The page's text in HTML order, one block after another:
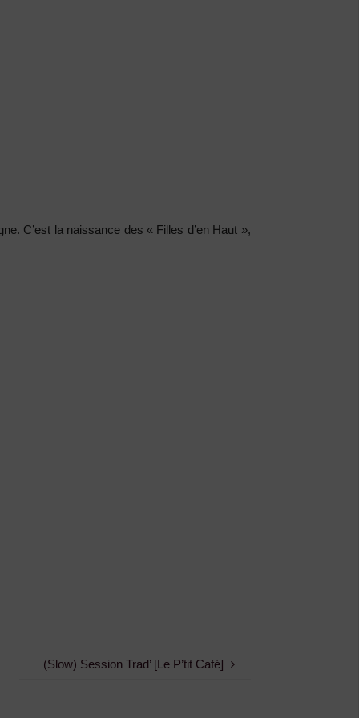
C’est la naissance des « Filles d’en Haut »,
(Slow) Session Trad’ [Le P’tit Café]